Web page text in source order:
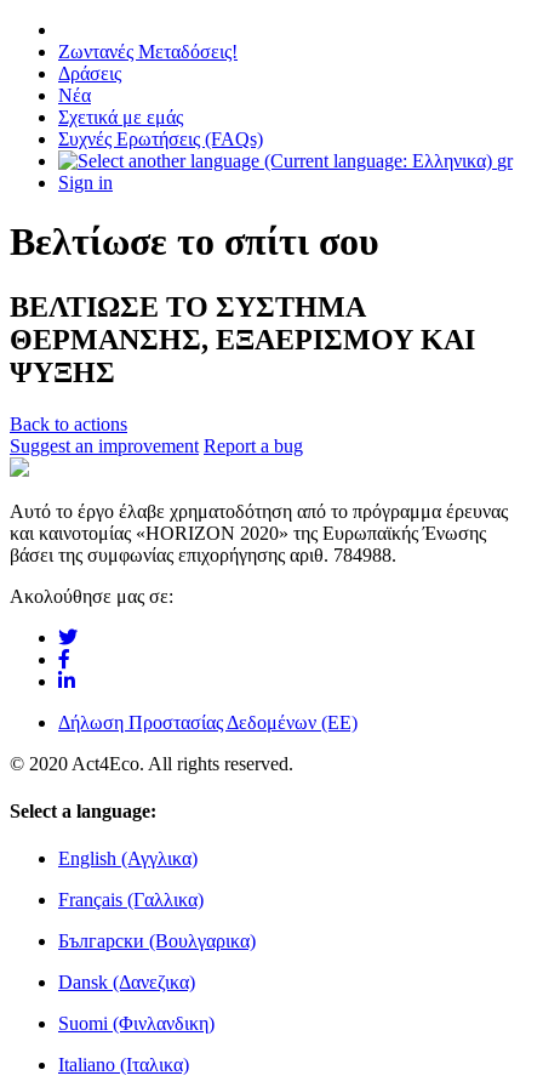
Ζωντανές Μεταδόσεις!
Δράσεις
Νέα
Σχετικά με εμάς
Συχνές Ερωτήσεις (FAQs)
gr
Sign in
Βελτίωσε το σπίτι σου
ΒΕΛΤΙΩΣΕ ΤΟ ΣΥΣΤΗΜΑ
ΘΕΡΜΑΝΣΗΣ, ΕΞΑΕΡΙΣΜΟΥ ΚΑΙ
ΨΥΞΗΣ
Back to actions
Suggest an improvement Report a bug
Αυτό το έργο έλαβε χρηματοδότηση από το πρόγραμμα έρευνας
και καινοτομίας «HORIZON 2020» της Ευρωπαϊκής Ένωσης
βάσει της συμφωνίας επιχορήγησης αριθ. 784988.
Ακολούθησε μας σε:
Δήλωση Προστασίας Δεδομένων (ΕΕ)
© 2020 Act4Eco. All rights reserved.
Select a language:
English (Αγγλικα)
Français (Γαλλικα)
Български (Βουλγαρικα)
Dansk (Δανεζικα)
Suomi (Φινλανδικη)
Italiano (Ιταλικα)